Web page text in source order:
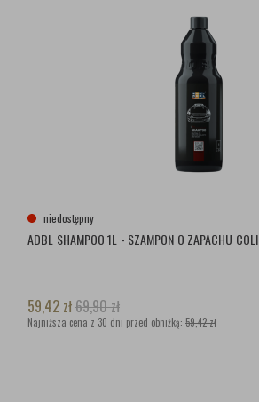
niedostępny
ADBL SHAMPOO 1L - SZAMPON O ZAPACHU COLI
59,42 zł69,90zł
Najniższa cena z 30 dni przed obniżką: 59,42 zł